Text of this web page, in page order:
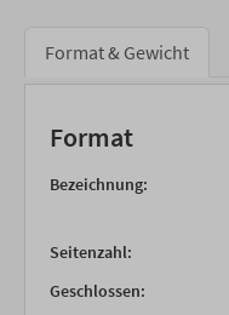
Format & Gewicht
Format
Bezeichnung:
Seitenzahl:
Geschlossen: